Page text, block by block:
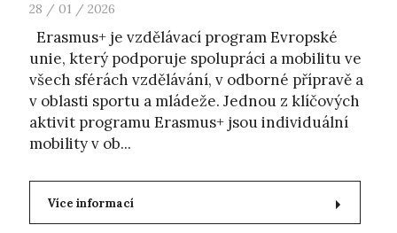
28 / 01 / 2026
Erasmus+ je vzdělávací program Evropské
unie, který podporuje spolupráci a mobilitu ve
všech sférách vzdělávání, v odborné přípravě a
v oblasti sportu a mládeže. Jednou z klíčových
aktivit programu Erasmus+ jsou individuální
mobility v ob...
Více informací